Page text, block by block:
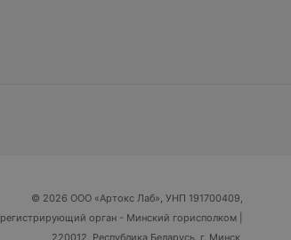
© 2026 ООО «Артокс Лаб», УНП 191700409,
регистрирующий орган - Минский горисполком
220012, Республика Беларусь, г. Минск,